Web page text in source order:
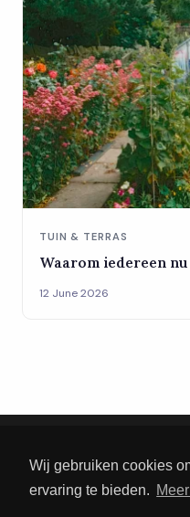
Wij gebruiken cookies
ervaring te bieden.
TUIN & TERRAS
Waarom iedereen
12 June 2026
ClassyWonen